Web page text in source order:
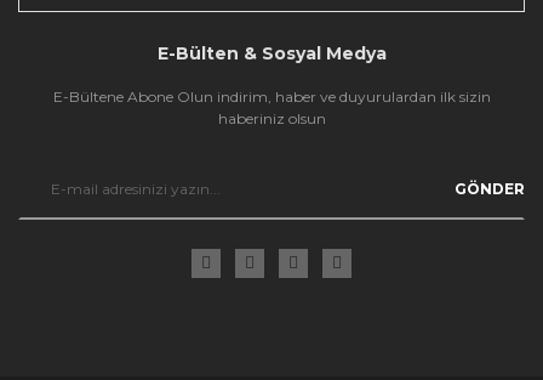
E-Bülten & Sosyal Medya
E-Bültene Abone Olun indirim, haber ve duyurulardan ilk sizin
haberiniz olsun
GÖNDER